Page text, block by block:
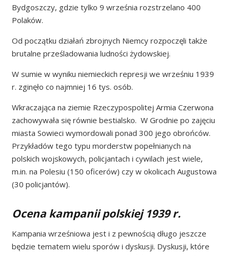
Bydgoszczy, gdzie tylko 9 września rozstrzelano 400
Polaków.
Od początku działań zbrojnych Niemcy rozpoczęli także
brutalne prześladowania ludności żydowskiej.
W sumie w wyniku niemieckich represji we wrześniu 1939
r. zginęło co najmniej 16 tys. osób.
Wkraczająca na ziemie Rzeczypospolitej Armia Czerwona
zachowywała się równie bestialsko. W Grodnie po zajęciu
miasta Sowieci wymordowali ponad 300 jego obrońców.
Przykładów tego typu morderstw popełnianych na
polskich wojskowych, policjantach i cywilach jest wiele,
m.in. na Polesiu (150 oficerów) czy w okolicach Augustowa
(30 policjantów).
Ocena kampanii polskiej 1939 r.
Kampania wrześniowa jest i z pewnością długo jeszcze
będzie tematem wielu sporów i dyskusji. Dyskusji, które